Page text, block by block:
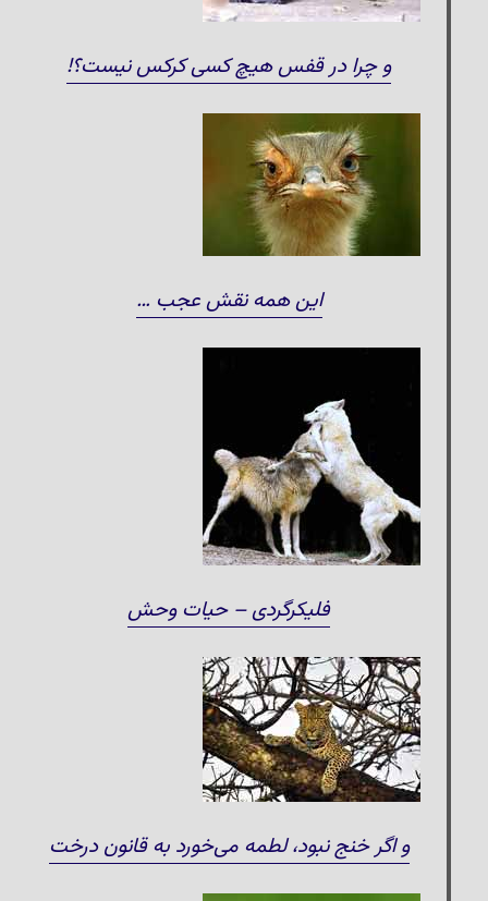
و چرا در قفس هیچ کسی کرکس نیست؟!
این همه نقش عجب …
فلیکرگردی – حیات وحش
و اگر خنج نبود، لطمه می‌خورد به قانون درخت